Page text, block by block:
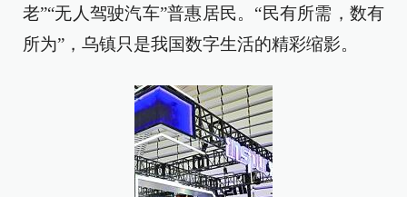
老”“无人驾驶汽车”普惠居民。“民有所需，数有
所为”，乌镇只是我国数字生活的精彩缩影。